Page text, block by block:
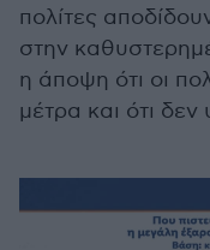
πολίτες
στην
η άποψη ότι οι
μέτρα και ότι